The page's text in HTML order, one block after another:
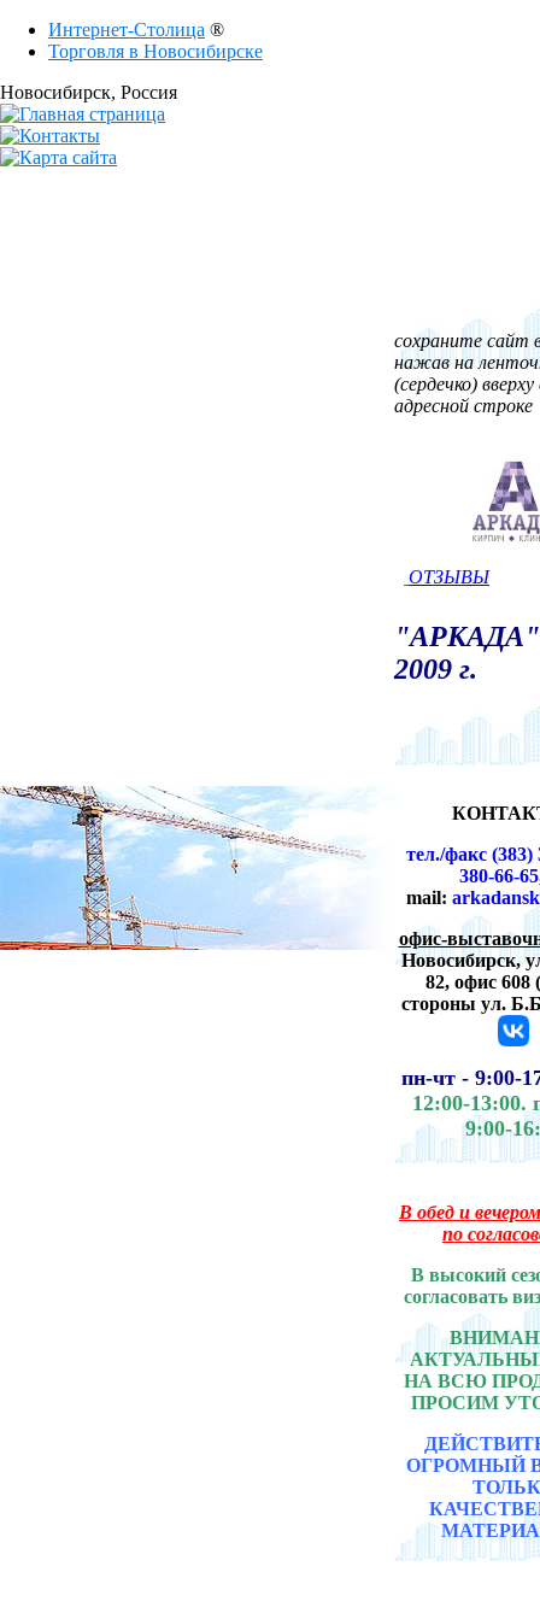
Интернет-Столица ®
Торговля в Новосибирске
Новосибирск, Россия
сохраните сайт
нажав на
(сердечко)
адресной строке
ОТЗЫВЫ
2009 г.
тел./факс (383)
380-66-65
mail:
офис-
Новосибирск,
82, офис 608 (
стороны ул.
пн-чт - 9:00-
12:00-13:00.
9:00-
В обед и
по
В высокий
согласовать
НА ВСЮ
ПРОСИМ
ОГРОМНЫЙ